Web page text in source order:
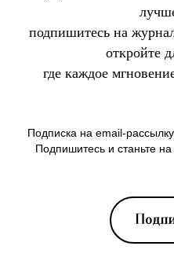
подпишитесь на
откройте
где каждое
Подписка на email-
Подпишитесь и станьте